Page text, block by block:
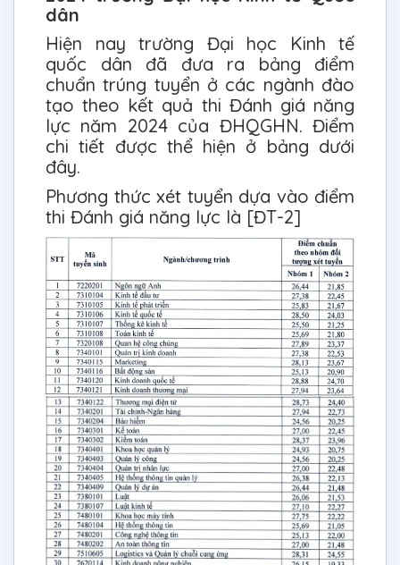
dân
Hiện nay trường Đại học Kinh tế
quốc dân đã đưa ra bảng điểm
chuẩn trúng tuyển ở các ngành đào
tạo theo kết quả thi Đánh giá năng
lực năm 2024 của ĐHQGHN. Điểm
chi tiết được thể hiện ở bảng dưới
đây.
Phương thức xét tuyển dựa vào điểm
thi Đánh giá năng lực là [ĐT-2]